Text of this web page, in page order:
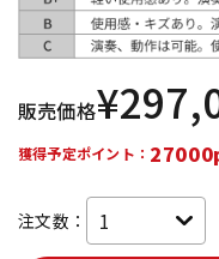
販売価格¥
獲得予定ポイント：
注文数：